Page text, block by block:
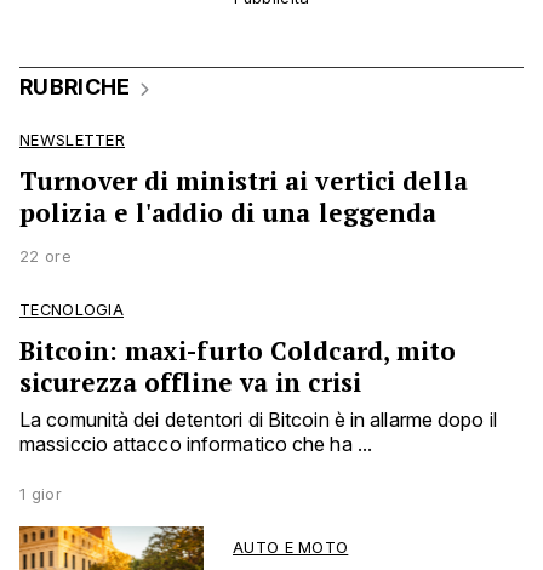
RUBRICHE
NEWSLETTER
Turnover di ministri ai vertici della
polizia e l'addio di una leggenda
22 ore
TECNOLOGIA
Bitcoin: maxi-furto Coldcard, mito
sicurezza offline va in crisi
La comunità dei detentori di Bitcoin è in allarme dopo il
massiccio attacco informatico che ha ...
1 gior
AUTO E MOTO